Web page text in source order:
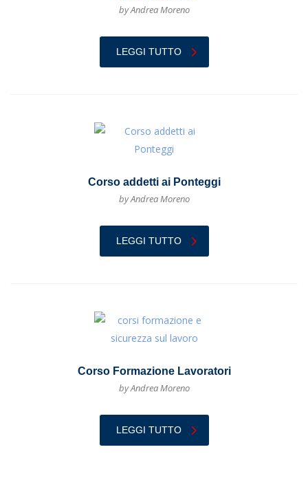
by Andrea Moreno
LEGGI TUTTO
Corso addetti ai Ponteggi
by Andrea Moreno
LEGGI TUTTO
Corso Formazione Lavoratori
by Andrea Moreno
LEGGI TUTTO